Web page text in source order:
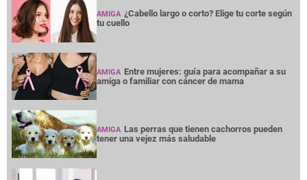
AMIGA ¿Cabello largo o corto? Elige tu corte según
tu cuello
AMIGA Entre mujeres: guía para acompañar a su
amiga o familiar con cáncer de mama
AMIGA Las perras que tienen cachorros pueden
tener una vejez más saludable